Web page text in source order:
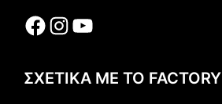
Facebook
Instagram
YouTube
ΣΧΕΤΙΚΑ ΜΕ ΤΟ FACTORY